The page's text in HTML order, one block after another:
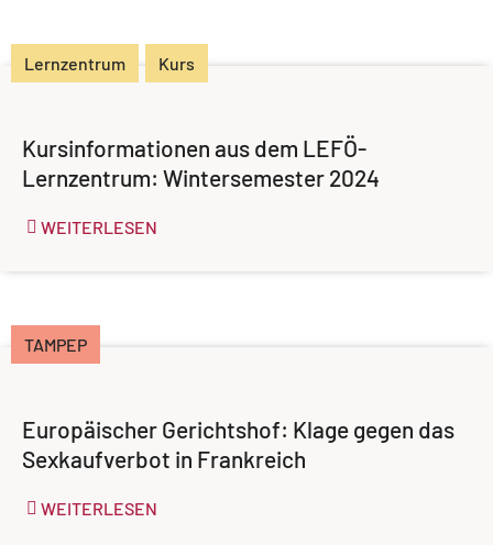
Lernzentrum Kurs
Kursinformationen aus dem LEFÖ-
Lernzentrum: Wintersemester 2024
WEITERLESEN
TAMPEP
Europäischer Gerichtshof: Klage gegen das
Sexkaufverbot in Frankreich
WEITERLESEN